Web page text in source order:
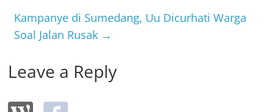
o
k
Kampanye di Sumedang, Uu Dicurhati Warga
Soal Jalan Rusak →
Leave a Reply